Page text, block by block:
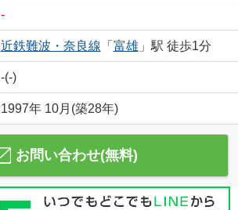
-
近鉄難波・奈良線 「 富雄」駅 徒歩1分
-(-)
1997年 10月(築28年)
お問い合わせ(無料)